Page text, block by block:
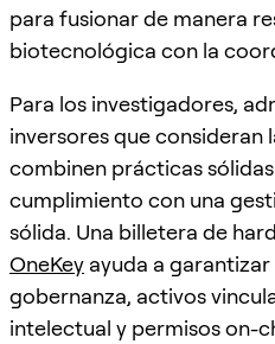
para fusionar de manera
biotecnológica con la
Para los investigadores,
inversores que consideran
combinen prácticas
cumplimiento con una
sólida. Una billetera de
OneKey ayuda a
gobernanza, activos
intelectual y permisos on-